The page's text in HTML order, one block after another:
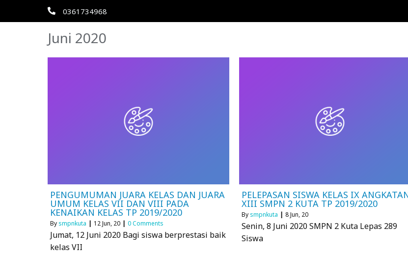
0361734968
Juni 2020
PENGUMUMAN JUARA KELAS DAN JUARA
UMUM KELAS VII DAN VIII PADA
KENAIKAN KELAS TP 2019/2020
By smpnkuta | 12Jun, 20 | 0 Comments
Jumat, 12 Juni 2020 Bagi siswa berprestasi baik
kelas VII
PELEPASAN SISWA KELAS IX
XIII SMPN 2 KUTA TP 2019/2020
By smpnkuta | 8Jun, 20
Senin, 8 Juni 2020 SMPN 2 Kuta Lepas 289
Siswa